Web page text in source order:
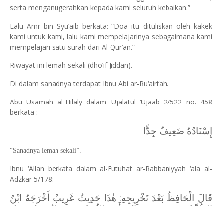
serta menganugerahkan kepada kami seluruh kebaikan.”
Lalu Amr bin Syu’aib berkata: “Doa itu dituliskan oleh kakek
kami untuk kami, lalu kami mempelajarinya sebagaimana kami
mempelajari satu surah dari Al-Qur’an.”
Riwayat ini lemah sekali (dho’if Jiddan).
Di dalam sanadnya terdapat Ibnu Abi ar-Ru‘airi‘ah.
Abu Usamah al-Hilaly dalam ‘Ujalatul ‘Ujaab 2/522 no. 458
berkata :
إِسْنَادُهُ ضَعِيفٌ جِدًّا
“Sanadnya lemah sekali”.
Ibnu ‘Allan berkata dalam al-Futuhat ar-Rabbaniyyah ‘ala al-
Adzkar 5/178:
قَالَ الْحَافِظُ بَعْدَ تَخْرِيجِهِ: هٰذَا حَدِيثٌ غَرِيبٌ أَخْرَجَهُ ابْنُ